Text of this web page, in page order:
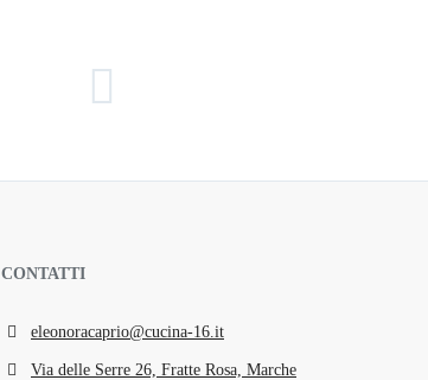
CONTATTI
eleonoracaprio@cucina-16.it
Via delle Serre 26, Fratte Rosa, Marche